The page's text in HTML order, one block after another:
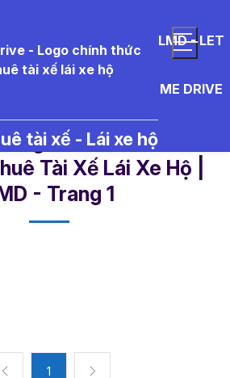
LMD - LET
ME DRIVE
tài xế - Lái xe hộ
Tài Xế Lái Xe Hộ |
- Trang 1​
1